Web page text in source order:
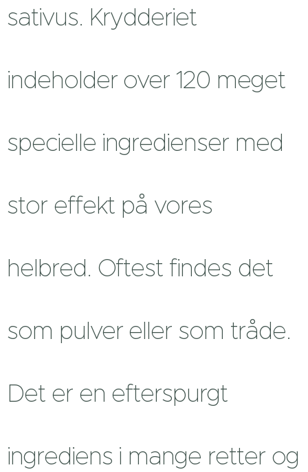
sativus. Krydderiet
indeholder over 120 meget
specielle ingredienser med
stor effekt på vores
helbred. Oftest findes det
som pulver eller som tråde.
Det er en efterspurgt
ingrediens i mange retter og